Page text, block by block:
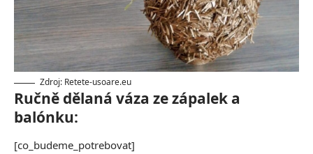
Zdroj: Retete-usoare.eu
Ručně dělaná váza ze zápalek a
balónku:
[co_budeme_potrebovat]